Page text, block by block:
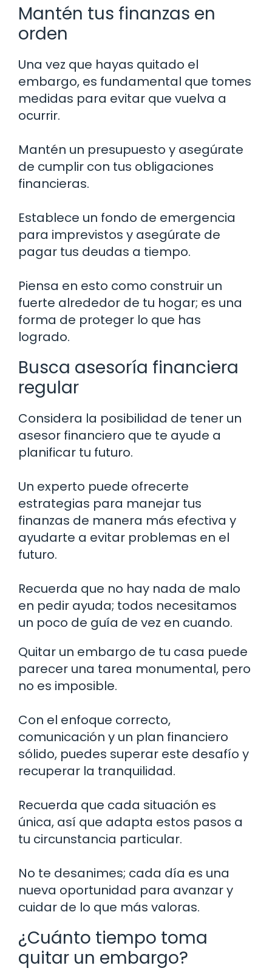
Mantén tus finanzas en
orden
Una vez que hayas quitado el
embargo, es fundamental que tomes
medidas para evitar que vuelva a
ocurrir.
Mantén un presupuesto y asegúrate
de cumplir con tus obligaciones
financieras.
Establece un fondo de emergencia
para imprevistos y asegúrate de
pagar tus deudas a tiempo.
Piensa en esto como construir un
fuerte alrededor de tu hogar; es una
forma de proteger lo que has
logrado.
Busca asesoría financiera
regular
Considera la posibilidad de tener un
asesor financiero que te ayude a
planificar tu futuro.
Un experto puede ofrecerte
estrategias para manejar tus
finanzas de manera más efectiva y
ayudarte a evitar problemas en el
futuro.
Recuerda que no hay nada de malo
en pedir ayuda; todos necesitamos
un poco de guía de vez en cuando.
Quitar un embargo de tu casa puede
parecer una tarea monumental, pero
no es imposible.
Con el enfoque correcto,
comunicación y un plan financiero
sólido, puedes superar este desafío y
recuperar la tranquilidad.
Recuerda que cada situación es
única, así que adapta estos pasos a
tu circunstancia particular.
No te desanimes; cada día es una
nueva oportunidad para avanzar y
cuidar de lo que más valoras.
¿Cuánto tiempo toma
quitar un embargo?